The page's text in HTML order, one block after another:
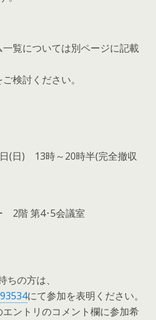
覧については別ページに記載
検討ください。
(日) 13時～20時半(完全撤収
2階 第4･5会議室
の方は、
にて参加を表明ください。
ントリのコメント欄に参加希